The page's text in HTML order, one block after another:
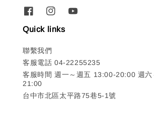
Quick links
聯繫我們
客服電話 04-22255235
客服時間 週一～週五 13:00-20:00 週
21:00
台中市北區太平路75巷5-1號